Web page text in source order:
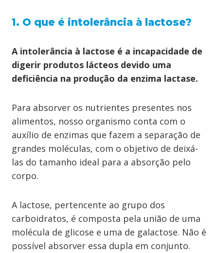
1. O que é intolerância à lactose?
A intolerância à lactose é a incapacidade de
digerir produtos lácteos devido uma
deficiência na produção da enzima lactase.
Para absorver os nutrientes presentes nos
alimentos, nosso organismo conta com o
auxílio de enzimas que fazem a separação de
grandes moléculas, com o objetivo de deixá-
las do tamanho ideal para a absorção pelo
corpo.
A lactose, pertencente ao grupo dos
carboidratos, é composta pela união de uma
molécula de glicose e uma de galactose. Não é
possível absorver essa dupla em conjunto.